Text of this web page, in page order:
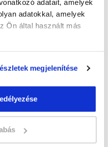
adatait, amelyek
adatokkal, amelyek
Ön által használt más
megjelenítése
egységben vagy a
szinten sminkes széket
indíthatsz.
el
hogy mielőbb